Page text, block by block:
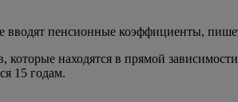
пенсионные коэффициенты,
находятся в прямой
15 годам.